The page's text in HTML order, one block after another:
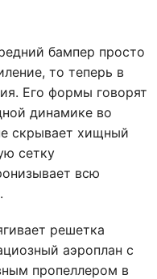
бампер просто
то теперь в
Его формы говорят
динамике во
скрывает хищный
сетку
всю
решетка
аэроплан с
пропеллером в